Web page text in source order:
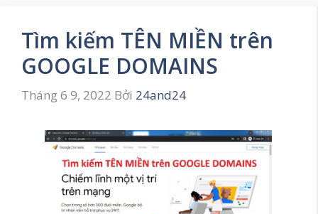
Tìm kiếm TÊN MIỀN trên
GOOGLE DOMAINS
Tháng 6 9, 2022 Bởi 24and24